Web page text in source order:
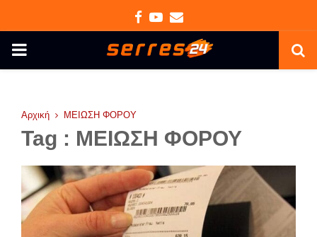
Facebook
Youtube
Email
PRIMARY
Αρχική ΜΕΙΩΣΗ ΦΟΡΟΥ
Tag : ΜΕΙΩΣΗ ΦΟΡΟΥ